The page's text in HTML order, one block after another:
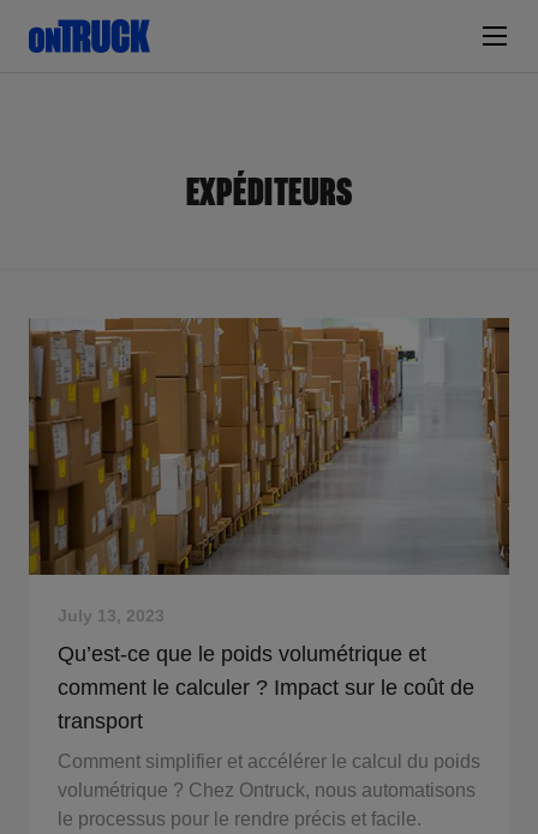
EXPÉDITEURS
July 13, 2023
Qu’est-ce que le poids volumétrique et
comment le calculer ? Impact sur le coût de
transport
Comment simplifier et accélérer le calcul du poids
volumétrique ? Chez Ontruck, nous automatisons
le processus pour le rendre précis et facile.